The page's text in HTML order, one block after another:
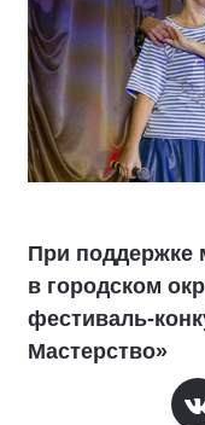
При поддержке
в городском
фестиваль-
Мастерство»